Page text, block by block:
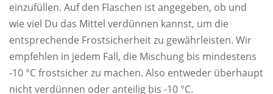
einzufüllen. Auf den Flaschen ist angegeben, ob und
wie viel Du das Mittel verdünnen kannst, um die
entsprechende Frostsicherheit zu gewährleisten. Wir
empfehlen in jedem Fall, die Mischung bis mindestens
-10 °C frostsicher zu machen. Also entweder überhaupt
nicht verdünnen oder anteilig bis -10 °C.